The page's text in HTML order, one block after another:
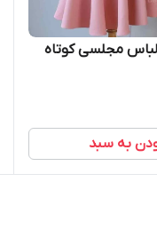
مجلسی کوتاه
به سبد